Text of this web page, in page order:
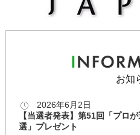
お知
2026年6月2日
【当選者発表】第51回「プロ
選」プレゼント